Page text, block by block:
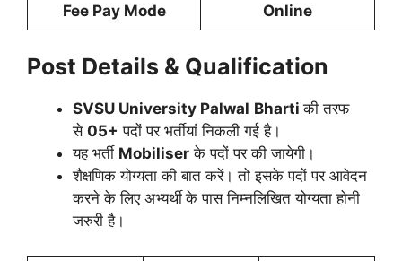
Fee Pay Mode Online
Post Details & Qualification
SVSU University Palwal Bhartiकी तरफ
से 05+ पदों पर भर्तीयां निकली गई है।
यह भर्ती Mobiliser के पदों पर की जायेगी।
शैक्षणिक योग्यता की बात करें। तो इसके पदों पर आवेदन
करने के लिए अभ्यर्थी के पास निम्नलिखित योग्यता होनी
जरुरी है।